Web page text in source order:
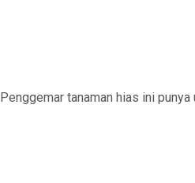
tanaman hias ini punya